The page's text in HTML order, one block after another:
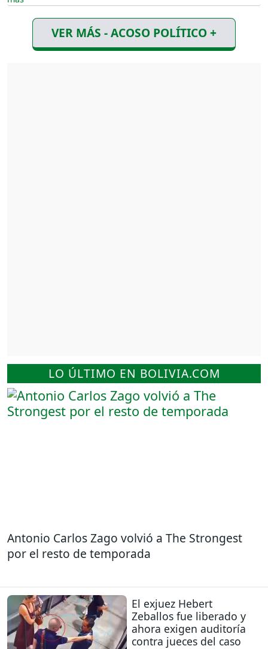
VER MÁS - ACOSO POLÍTICO +
LO ÚLTIMO EN BOLIVIA.COM
Antonio Carlos Zago volvió a The Strongest
por el resto de temporada
El exjuez Hebert
Zeballos fue liberado y
ahora exigen auditoría
contra jueces del caso